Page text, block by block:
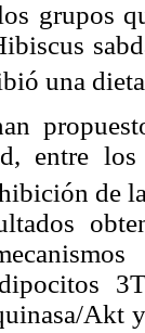
grupos
una
entre
de
Akt